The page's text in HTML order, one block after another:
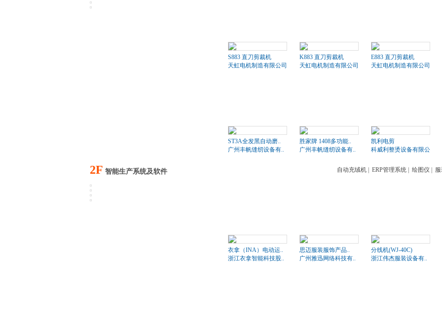
S883 直刀剪裁机
天虹电机制造有限公司
K883 直刀剪裁机
天虹电机制造有限公司
E883 直刀剪裁机
天虹电机制造有限公司
ST3A全发黑自动磨..
广州丰帆缝纫设备有..
胜家牌 1408多功能..
广州丰帆缝纫设备有..
凯利电剪
科威利整烫设备有限公司
自动充绒机 ERP管理系统 绘图仪
2F 智能生产系统及软件
衣拿（INA）电动运..
浙江衣拿智能科技股..
思迈服装服饰产品..
广州雅迅网络科技有..
分线机(WJ-40C)
浙江伟杰服装设备有..